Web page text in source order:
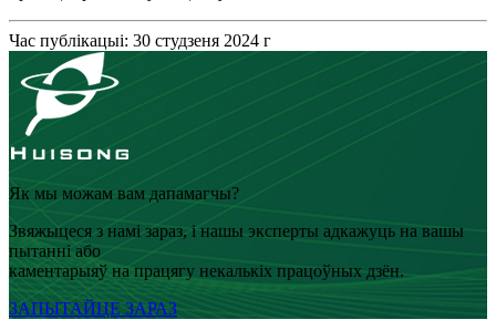
Час публікацыі: 30 студзеня 2024 г
Як мы можам вам дапамагчы?
Звяжыцеся з намі зараз, і нашы эксперты адкажуць на вашы
пытанні або
каментарыяў на працягу некалькіх працоўных дзён.
ЗАПЫТАЙЦЕ ЗАРАЗ